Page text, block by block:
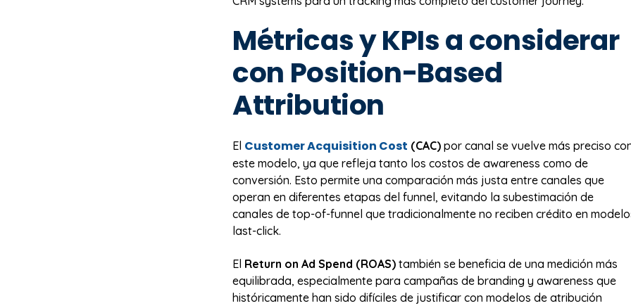
Métricas y KPIs a considerar
con Position-Based
Attribution
El Customer Acquisition Cost (CAC) por canal se vuelve más preciso
este modelo, ya que refleja tanto los costos de awareness como de
conversión. Esto permite una comparación más justa entre canales que
operan en diferentes etapas del funnel, evitando la subestimación de
canales de top-of-funnel que tradicionalmente no reciben crédito en
last-click.
El Return on Ad Spend (ROAS) también se beneficia de una medición más
equilibrada, especialmente para campañas de branding y awareness que
históricamente han sido difíciles de justificar con modelos de atribución